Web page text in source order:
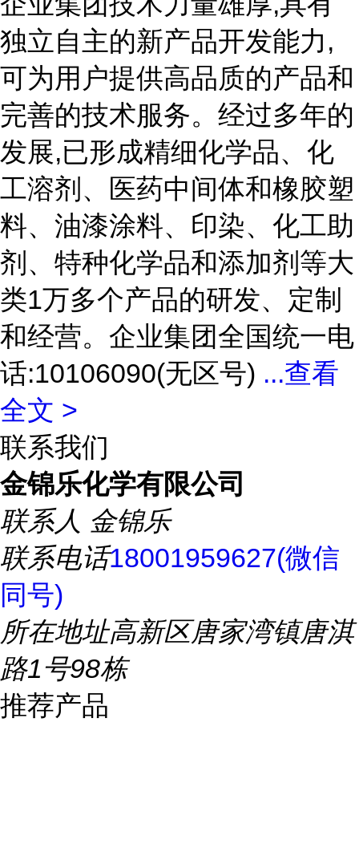
独立自主的新产品开发能力,
可为用户提供高品质的产品和
完善的技术服务。经过多年的
发展,已形成精细化学品、化
工溶剂、医药中间体和橡胶塑
料、油漆涂料、印染、化工助
剂、特种化学品和添加剂等大
类1万多个产品的研发、定制
和经营。企业集团全国统一电
话:10106090(无区号) ...查看
全文 >
联系我们
金锦乐化学有限公司
联系人 金锦乐
联系电话18001959627(微信
同号)
所在地址高新区唐家湾镇唐淇
路1号98栋
推荐产品